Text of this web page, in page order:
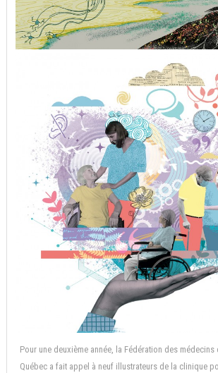
Pour une deuxième année, la Fédération des
Québec a fait appel à neuf illustrateurs de la clinique